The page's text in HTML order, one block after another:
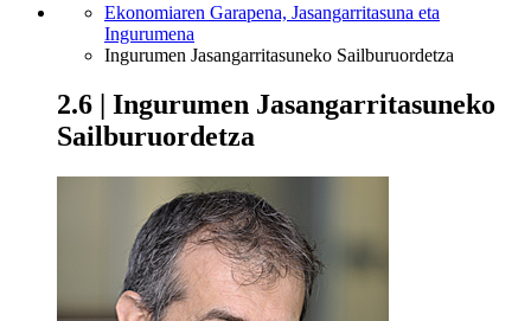
Ekonomiaren Garapena, Jasangarritasuna eta
Ingurumena
Ingurumen Jasangarritasuneko Sailburuordetza
2.6 | Ingurumen Jasangarritasuneko
Sailburuordetza